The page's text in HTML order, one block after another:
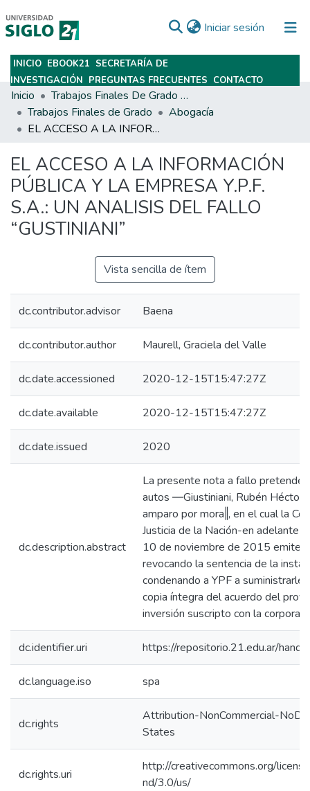
Iniciar sesión (current)
Subir
INICIO EBOOK21 SECRETARÍA DE
INVESTIGACIÓN PREGUNTAS FRECUENTES CONTACTO
Inicio
Trabajos Finales De Grado Y Posgrado
Trabajos Finales de Grado
Abogacía
EL ACCESO A LA INFORMACIÓN PÚBLICA Y LA EMPRESA Y.P.F. S.A.: UN ANALISIS DEL FALLO “GUSTINIANI”
EL ACCESO A LA INFORMACIÓN
PÚBLICA Y LA EMPRESA Y.P.F.
S.A.: UN ANALISIS DEL FALLO
“GUSTINIANI”
Vista sencilla de ítem
dc.contributor.advisor Baena
dc.contributor.author Maurell, Graciela del Valle
dc.date.accessioned 2020-12-15T15:47:27Z
dc.date.available 2020-12-15T15:47:27Z
dc.date.issued 2020
dc.description.abstract
La presente nota a fallo pretende
autos ―Giustiniani, Rubén Héctor
amparo por mora‖, en el cual la
Justicia de la Nación-en adelante
10 de noviembre de 2015 emite
revocando la sentencia de la
condenando a YPF a suministrarle
copia íntegra del acuerdo del
inversión suscripto con la
dc.identifier.uri https://repositorio.21.edu.ar/
dc.language.iso spa
dc.rights
Attribution-NonCommercial-
States
dc.rights.uri
http://creativecommons.org/
nd/3.0/us/